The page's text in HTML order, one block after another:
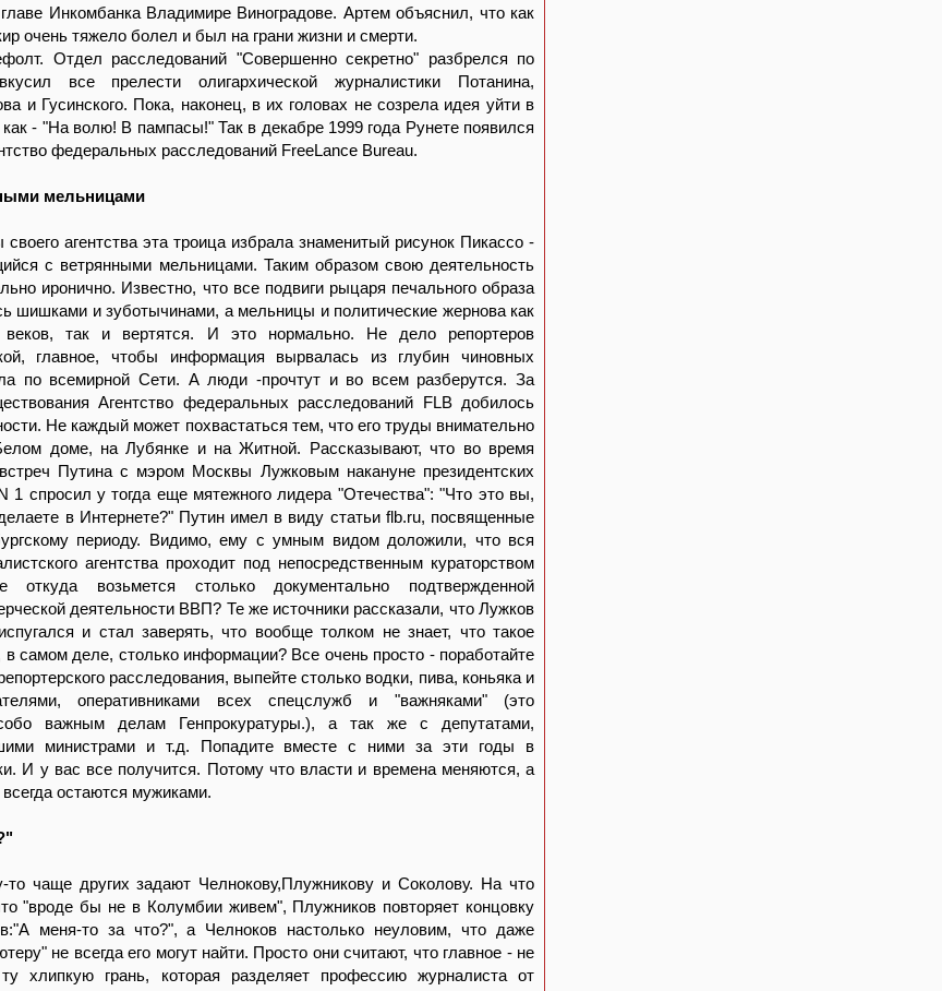
Инкомбанка Владимире Виноградове. Артем объяснил, что как
очень тяжело болел и был на грани жизни и смерти.
Отдел расследований "Совершенно секретно" разбрелся по
все прелести олигархической журналистики Потанина,
и Гусинского. Пока, наконец, в их головах не созрела идея уйти в
как - "На волю! В пампасы!" Так в декабре 1999 года Рунете появился
федеральных расследований FreeLance Bureau.
мельницами
агентства эта троица избрала знаменитый рисунок Пикассо -
с ветрянными мельницами. Таким образом свою деятельность
иронично. Известно, что все подвиги рыцаря печального образа
шишками и зуботычинами, а мельницы и политические жернова как
веков, так и вертятся. И это нормально. Не дело репортеров
главное, чтобы информация вырвалась из глубин чиновных
по всемирной Сети. А люди -прочтут и во всем разберутся. За
Агентство федеральных расследований FLB добилось
Не каждый может похвастаться тем, что его труды внимательно
доме, на Лубянке и на Житной. Рассказывают, что во время
Путина с мэром Москвы Лужковым накануне президентских
1 спросил у тогда еще мятежного лидера "Отечества": "Что это вы,
в Интернете?" Путин имел в виду статьи flb.ru, посвященные
периоду. Видимо, ему с умным видом доложили, что вся
агентства проходит под непосредственным кураторством
откуда возьмется столько документально подтвержденной
деятельности ВВП? Те же источники рассказали, что Лужков
и стал заверять, что вообще толком не знает, что такое
в самом деле, столько информации? Все очень просто - поработайте
расследования, выпейте столько водки, пива, коньяка и
оперативниками всех спецслужб и "важняками" (это
важным делам Генпрокуратуры.), а так же с депутатами,
министрами и т.д. Попадите вместе с ними за эти годы в
И у вас все получится. Потому что власти и времена меняются, а
остаются мужиками.
то чаще других задают Челнокову,Плужникову и Соколову. На что
"вроде бы не в Колумбии живем", Плужников повторяет концовку
меня-то за что?", а Челноков настолько неуловим, что даже
не всегда его могут найти. Просто они считают, что главное - не
ту хлипкую грань, которая разделяет профессию журналиста от